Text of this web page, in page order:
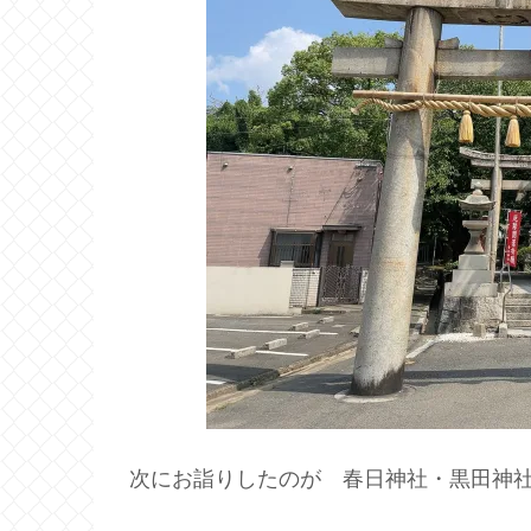
次にお詣りしたのが 春日神社・黒田神